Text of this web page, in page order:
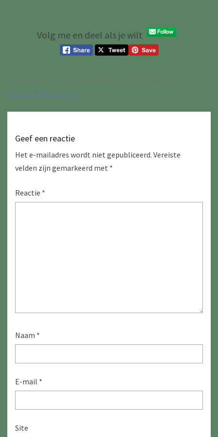
Volg me en deel als je wilt
Reactie Plaatsen
Geef een reactie
Het e-mailadres wordt niet gepubliceerd. Vereiste
velden zijn gemarkeerd met *
Reactie *
Naam *
E-mail *
Site